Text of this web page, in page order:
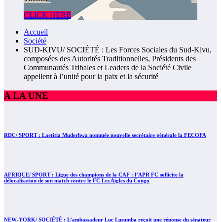
CLICK HERE
Accueil
Société
SUD-KIVU/ SOCIÉTÉ : Les Forces Sociales du Sud-Kivu,
composées des Autorités Traditionnelles, Présidents des
Communautés Tribales et Leaders de la Société Civile
appellent à l’unité pour la paix et la sécurité
A LA UNE
RDC/ SPORT : Laetitia Muderhwa nommée nouvelle secrétaire générale la FECOFA
AFRIQUE/ SPORT : Ligue des champions de la CAF : l’APR FC sollicite la
délocalisation de son match contre le FC Les Aigles du Congo
NEW-YORK/ SOCIÉTÉ : L’ambassadeur Luc Lusumba reçoit une réponse du sénateur